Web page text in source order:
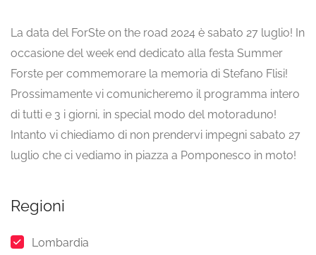
La data del ForSte on the road 2024 è sabato 27 luglio! In
occasione del week end dedicato alla festa Summer
Forste per commemorare la memoria di Stefano Flisi!
Prossimamente vi comunicheremo il programma intero
di tutti e 3 i giorni, in special modo del motoraduno!
Intanto vi chiediamo di non prendervi impegni sabato 27
luglio che ci vediamo in piazza a Pomponesco in moto!
Regioni
Lombardia